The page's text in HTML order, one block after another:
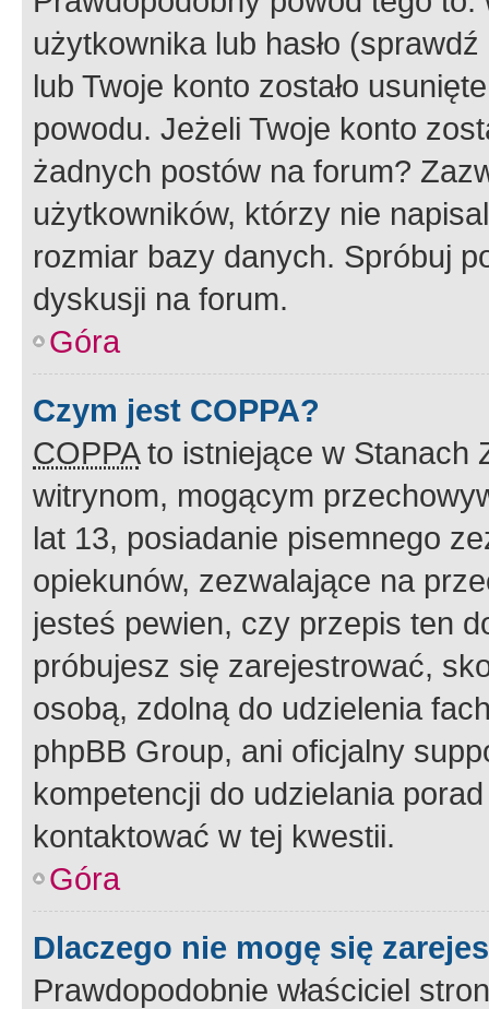
użytkownika lub hasło
lub Twoje konto zostało
powodu. Jeżeli Twoje konto
żadnych postów na forum?
użytkowników, którzy nie
rozmiar bazy danych. Spróbuj
dyskusji na forum.
Góra
Czym jest COPPA?
COPPAto istniejące w Stanach
witrynom, mogącym
lat 13, posiadanie pisemnego
opiekunów, zezwalające na
jesteś pewien, czy przepis ten
próbujesz się zarejestrować,
osobą, zdolną do udzielenia
phpBB Group, ani oficjalny
kompetencji do udzielania
kontaktować w tej kwestii.
Góra
Dlaczego nie mogę się
Prawdopodobnie właściciel